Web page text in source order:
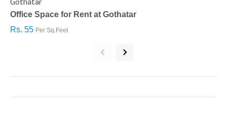
Office Space for Rent at Gothatar
Rs. 55 Per Sq.Feet
‹ ›